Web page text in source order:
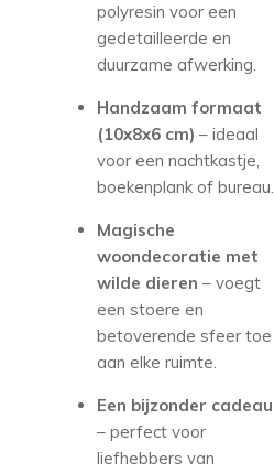
polyresin voor een
gedetailleerde en
duurzame afwerking.
Handzaam formaat
(10x8x6 cm) – ideaal
voor een nachtkastje,
boekenplank of bureau.
Magische
woondecoratie met
wilde dieren – voegt
een stoere en
betoverende sfeer toe
aan elke ruimte.
Een bijzonder cadeau
– perfect voor
liefhebbers van